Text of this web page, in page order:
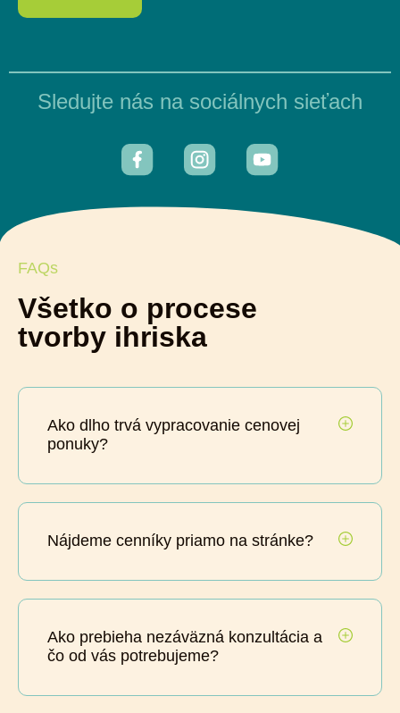
Sledujte nás na sociálnych sieťach
FAQs
Všetko o procese
tvorby ihriska
Ako dlho trvá vypracovanie cenovej
ponuky?
Nájdeme cenníky priamo na stránke?
Ako prebieha nezáväzná konzultácia a
čo od vás potrebujeme?